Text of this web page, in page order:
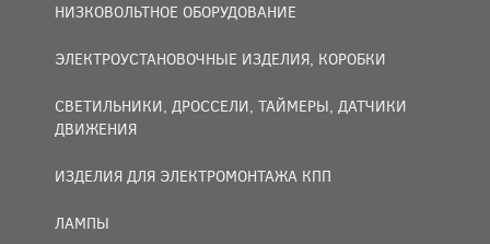
НИЗКОВОЛЬТНОЕ ОБОРУДОВАНИЕ
ЭЛЕКТРОУСТАНОВОЧНЫЕ ИЗДЕЛИЯ, КОРОБКИ
СВЕТИЛЬНИКИ, ДРОССЕЛИ, ТАЙМЕРЫ, ДАТЧИКИ
ДВИЖЕНИЯ
ИЗДЕЛИЯ ДЛЯ ЭЛЕКТРОМОНТАЖА КПП
ЛАМПЫ